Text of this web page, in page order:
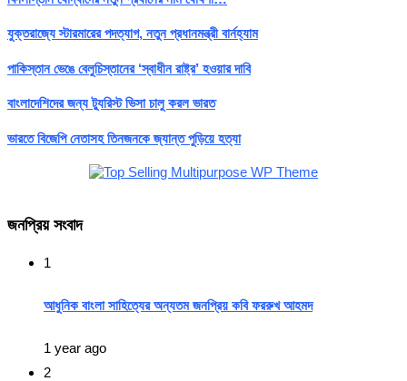
যুক্তরাজ্যে স্টারমারের পদত্যাগ, নতুন প্রধানমন্ত্রী বার্নহ্যাম
পাকিস্তান ভেঙে বেলুচিস্তানের ‘স্বাধীন রাষ্ট্র’ হওয়ার দাবি
বাংলাদেশিদের জন্য ট্যুরিস্ট ভিসা চালু করল ভারত
ভারতে বিজেপি নেতাসহ তিনজনকে জ্যান্ত পুড়িয়ে হত্যা
জনপ্রিয় সংবাদ
1
আধুনিক বাংলা সাহিত্যের অন্যতম জনপ্রিয় কবি ফররুখ আহমদ
1 year ago
2